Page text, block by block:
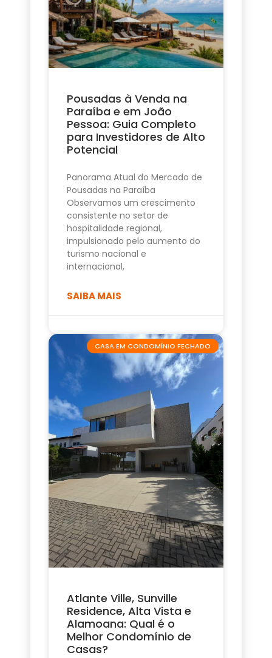
Pousadas à Venda na
Paraíba e em João
Pessoa: Guia Completo
para Investidores de Alto
Potencial
Panorama Atual do Mercado de
Pousadas na Paraíba
Observamos um crescimento
consistente no setor de
hospitalidade regional,
impulsionado pelo aumento do
turismo nacional e
internacional,
SAIBA MAIS
CASA EM CONDOMÍNIO FECHADO
Atlante Ville, Sunville
Residence, Alta Vista e
Alamoana: Qual é o
Melhor Condomínio de
Casas?